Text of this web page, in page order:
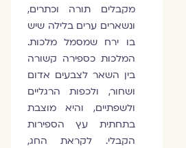
מקבלים תורה וכתרים,
ונשארים ערים בלילה שיש
בו ירח שמסמל מלכות.
המלכות כספירה קשורה
בין השאר לצבעים אדום
ושחור, ולכפות הרגליים
ולשפתיים, והיא מוצבת
בתחתית עץ הספירות
הקבלי. לקראת החג,